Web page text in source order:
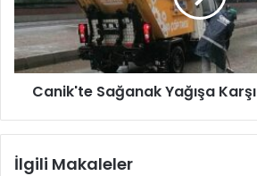
c
l
i
s
'
t
e
S
Canik'te Sağanak Yağışa
İlgili Makaleler